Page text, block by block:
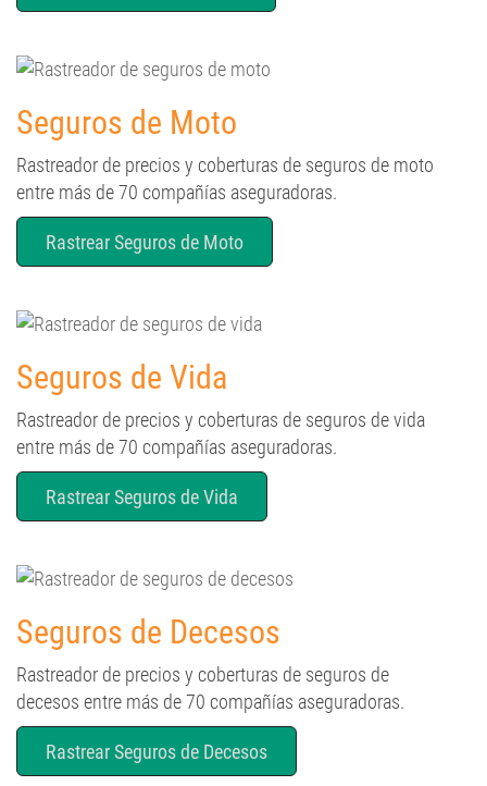
Seguros de Moto
Rastreador de precios y coberturas de seguros de moto
entre más de 70 compañías aseguradoras.
Rastrear Seguros de Moto
Seguros de Vida
Rastreador de precios y coberturas de seguros de vida
entre más de 70 compañías aseguradoras.
Rastrear Seguros de Vida
Seguros de Decesos
Rastreador de precios y coberturas de seguros de
decesos entre más de 70 compañías aseguradoras.
Rastrear Seguros de Decesos